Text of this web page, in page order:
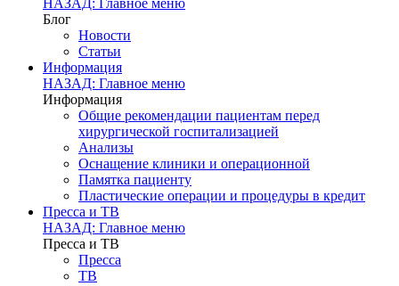
НАЗАД: Главное меню
Блог
Новости
Статьи
Информация
НАЗАД: Главное меню
Информация
Общие рекомендации пациентам перед
хирургической госпитализацией
Анализы
Оснащение клиники и операционной
Памятка пациенту
Пластические операции и процедуры в кредит
Пресса и ТВ
НАЗАД: Главное меню
Пресса и ТВ
Пресса
ТВ